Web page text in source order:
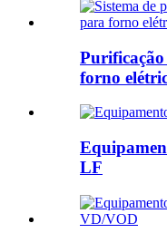
Purificação
forno
LF